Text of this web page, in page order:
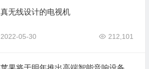
真无线设计的电视机
2022-05-30 212,101